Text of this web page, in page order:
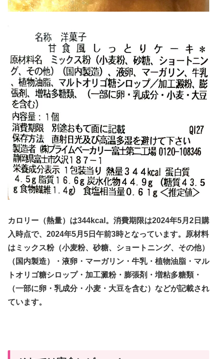
カロリー（熱量）は344kcal。消費期限は2024年5月2日購
入時点で、2024年5月5日午前3時となっています。原材料
はミックス粉（小麦粉、砂糖、ショートニング、その他）
（国内製造）・液卵・マーガリン・牛乳・植物油脂・マル
トオリゴ糖シロップ・加工澱粉・膨張剤・増粘多糖類・
（一部に卵・乳成分・小麦・大豆を含む）などが記載され
ています。